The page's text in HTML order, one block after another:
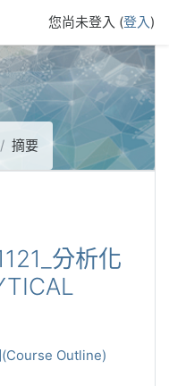
您尚未登入 (登入)
摘要
分析化
Outline)